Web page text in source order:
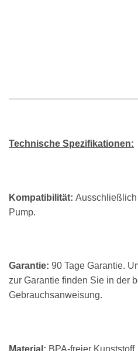
Technische Spezifikationen:
Kompatibilität:
Pump.
Garantie: 90 Tage Garantie.
zur Garantie finden Sie in der
Gebrauchsanweisung.
Material: BPA-freier